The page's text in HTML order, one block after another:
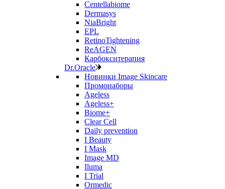
Centellabiome
Dermasys
NiaBright
EPL
RetinoTightening
ReAGEN
Карбокситерапия
Dr.Oracle
Новинки Image Skincare
Промонаборы
Ageless
Ageless+
Biome+
Clear Cell
Daily prevention
I Beauty
I Mask
Image MD
Iluma
I Trial
Ormedic